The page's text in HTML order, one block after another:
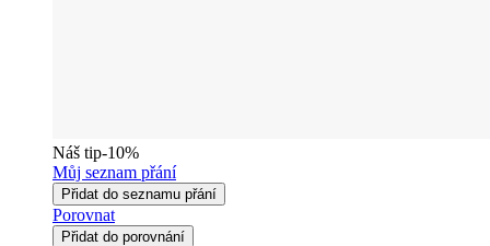
Náš tip-10%
Můj seznam přání
Přidat do seznamu přání
Porovnat
Přidat do porovnání